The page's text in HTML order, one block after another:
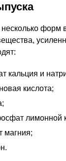
форм
кальция и
кислота;
лимонной
магния;